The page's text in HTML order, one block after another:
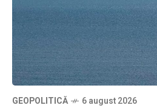
GEOPOLITICĂ 6 august 2026